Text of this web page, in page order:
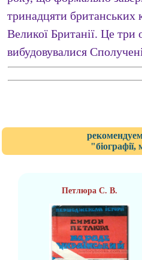
тринадцяти британських
Великої Британії. Це
вибудовувалися
Петлюра С. В.